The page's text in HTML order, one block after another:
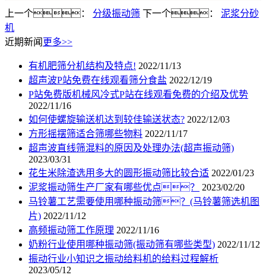
上一个： 分级振动筛 下一个： 泥浆分砂
机
近期新闻 更多>>
有机肥筛分机结构及特点! 2022/11/13
超声波P站免费在线观看筛分食盐 2022/12/19
P站免费版机械风冷式P站在线观看免费的介绍及优势
2022/11/16
如何使螺旋输送机达到较佳输送状态? 2022/12/03
方形摇摆筛适合筛哪些物料 2022/11/17
超声波直线筛混料的原因及处理办法(超声振动筛)
2023/03/31
花生米除渣选用多大的圆形振动筛比较合适 2022/01/23
泥浆振动筛生产厂家有哪些优点？
2023/02/20
马铃薯工艺需要使用哪种振动筛？(马铃薯筛选机图
片) 2022/11/12
高频振动筛工作原理 2022/11/16
奶粉行业使用哪种振动筛(振动筛有哪些类型) 2022/11/12
振动行业小知识之振动给料机的给料过程解析
2023/05/12